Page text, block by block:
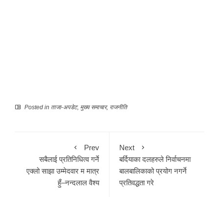
Posted in ताजा-अपडेट, मुख्य समाचार, राजनीति
Prev
सबैलाई प्रतिनिधित्व गर्ने
एक्लो साझा उम्मेदवार म मात्र
हुँ–नन्दलाल वैश्य
Next
बर्दियाका दलहरुले निर्वाचनमा
बालबालिकाको प्रयोग नगर्ने
प्रतिवद्धता गरे